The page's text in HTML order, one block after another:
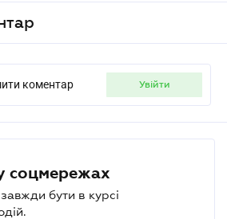
коментар увійти
соцмережах
бути в курсі